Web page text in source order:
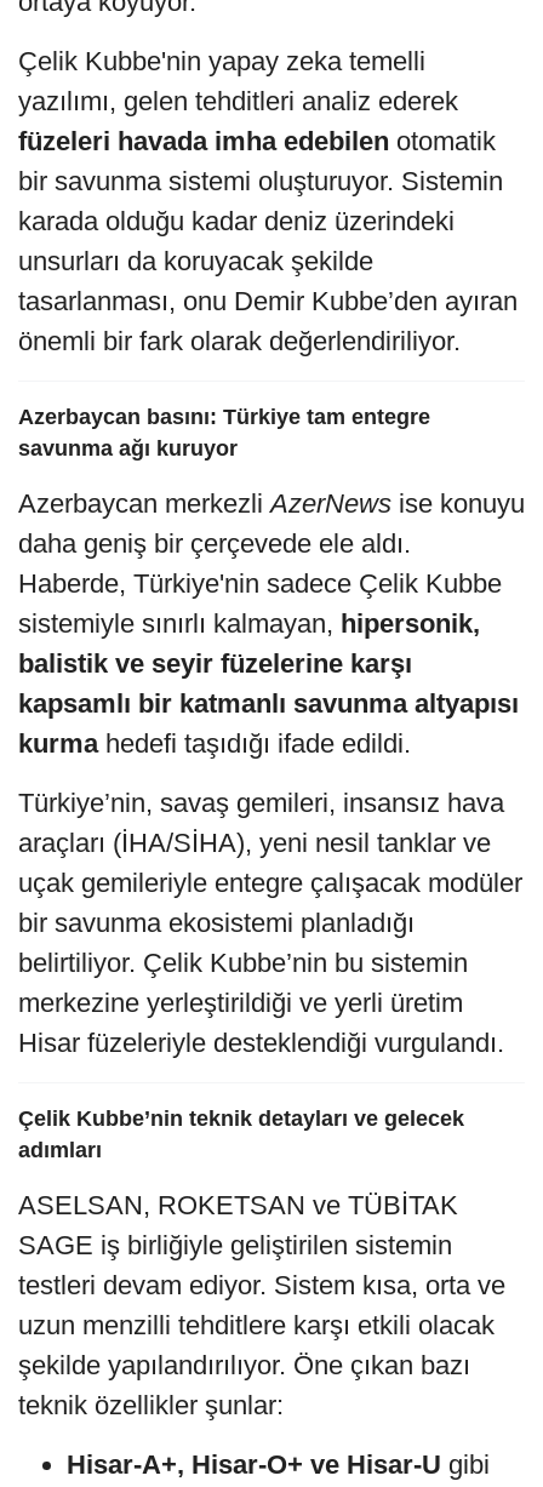
Çelik Kubbe'nin yapay zeka temelli
yazılımı, gelen tehditleri analiz ederek
füzeleri havada imha edebilen otomatik
bir savunma sistemi oluşturuyor. Sistemin
karada olduğu kadar deniz üzerindeki
unsurları da koruyacak şekilde
tasarlanması, onu Demir Kubbe’den ayıran
önemli bir fark olarak değerlendiriliyor.
Azerbaycan basını: Türkiye tam entegre
savunma ağı kuruyor
Azerbaycan merkezliAzerNews ise konuyu
daha geniş bir çerçevede ele aldı.
Haberde, Türkiye'nin sadece Çelik Kubbe
sistemiyle sınırlı kalmayan, hipersonik,
balistik ve seyir füzelerine karşı
kapsamlı bir katmanlı savunma altyapısı
kurmahedefi taşıdığı ifade edildi.
Türkiye’nin, savaş gemileri, insansız hava
araçları (İHA/SİHA), yeni nesil tanklar ve
uçak gemileriyle entegre çalışacak modüler
bir savunma ekosistemi planladığı
belirtiliyor. Çelik Kubbe’nin bu sistemin
merkezine yerleştirildiği ve yerli üretim
Hisar füzeleriyle desteklendiği vurgulandı.
Çelik Kubbe’nin teknik detayları ve gelecek
adımları
ASELSAN, ROKETSAN ve TÜBİTAK
SAGE iş birliğiyle geliştirilen sistemin
testleri devam ediyor. Sistem kısa, orta ve
uzun menzilli tehditlere karşı etkili olacak
şekilde yapılandırılıyor. Öne çıkan bazı
teknik özellikler şunlar:
Hisar-A+, Hisar-O+ ve Hisar-U gibi